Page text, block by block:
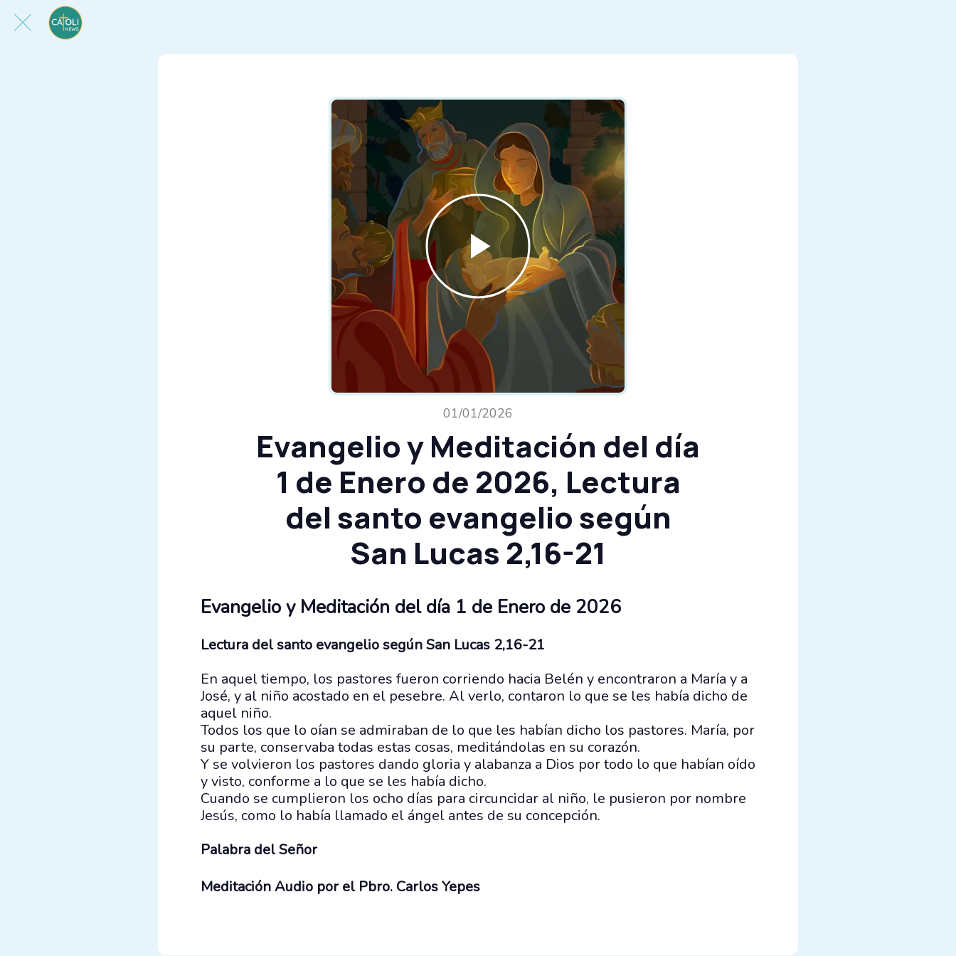
01/01/2026
Evangelio y Meditación del día
1 de Enero de 2026, Lectura
del santo evangelio según
San Lucas 2,16-21
Evangelio y Meditación del día​ 1 de Enero de 2026
Lectura del santo evangelio según San Lucas 2,16-21
En aquel tiempo, los pastores fueron corriendo hacia Belén y encontraron a María y a
José, y al niño acostado en el pesebre. Al verlo, contaron lo que se les había dicho de
aquel niño.
Todos los que lo oían se admiraban de lo que les habían dicho los pastores. María, por
su parte, conservaba todas estas cosas, meditándolas en su corazón.
Y se volvieron los pastores dando gloria y alabanza a Dios por todo lo que habían oído
y visto, conforme a lo que se les había dicho.
Cuando se cumplieron los ocho días para circuncidar al niño, le pusieron por nombre
Jesús, como lo había llamado el ángel antes de su concepción.
Palabra del Señor
Meditación Audio por el Pbro. Carlos Yepes